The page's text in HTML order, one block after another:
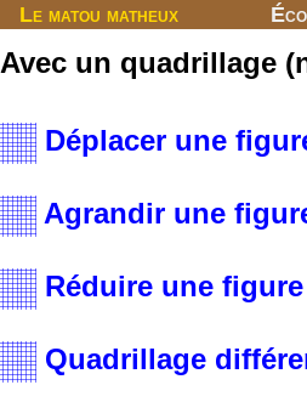
Le matou matheux
Avec un quadrillage
Déplacer une
Agrandir une
Réduire une figure
Quadrillage